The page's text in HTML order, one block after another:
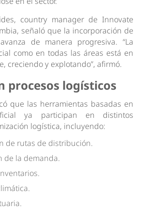
country manager de Innovate
señaló que la incorporación de
de manera progresiva. “La
como en todas las áreas está en
creciendo y explotando”, afirmó.
procesos logísticos
que las herramientas basadas en
ya participan en distintos
logística, incluyendo:
de rutas de distribución.
de la demanda.